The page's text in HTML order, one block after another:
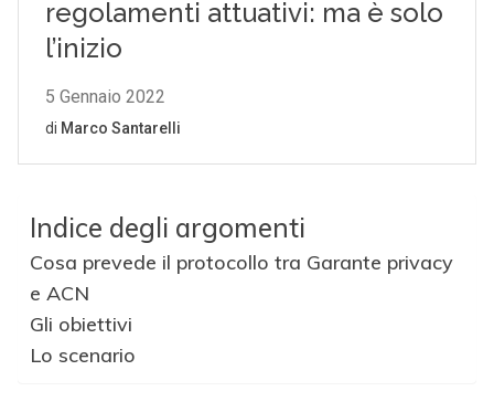
Indice degli argomenti
Cosa prevede il protocollo tra Garante privacy
e ACN
Gli obiettivi
Lo scenario